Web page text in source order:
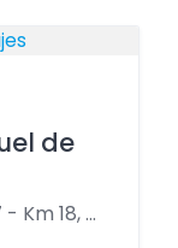
de
Av. Hildebrando de Lima, 467 - Km 18, Osasco - SP, 06190-160